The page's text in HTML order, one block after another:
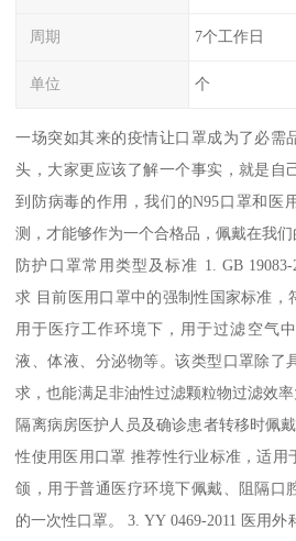
周期 7个工作日
单位 个
一场突如其来的疫情让口罩成为了必需
头，大家更应该了解一个事实，就是自
到防病毒的作用，我们的N95口罩和医
测，才能够作为一个合格品，佩戴在我们
防护口罩常用类型及标准 1. GB
求 目前医用口罩中的强制性国家标准，
用于医疗工作环境下，用于过滤空气
液、体液、分泌物等。该类型口罩除了
求，也能满足非油性过滤颗粒物过滤效率
隔离病房医护人员及确诊患者转移时佩
性使用医用口罩 推荐性行业标准，适用
颌，用于普通医疗环境下佩戴、阻隔口
的一次性口罩。 3. YY 0469-2011 医用